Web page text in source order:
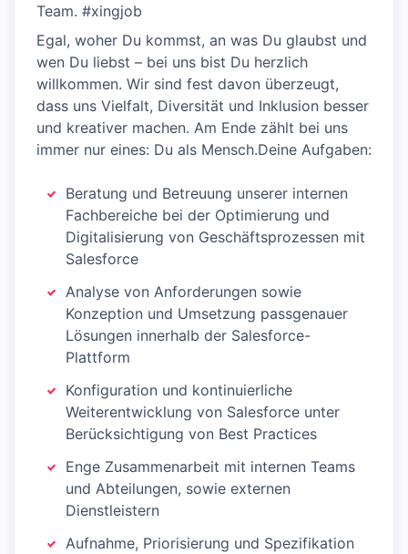
Team. #xingjob
Egal, woher Du kommst, an was Du glaubst und
wen Du liebst – bei uns bist Du herzlich
willkommen. Wir sind fest davon überzeugt,
dass uns Vielfalt, Diversität und Inklusion besser
und kreativer machen. Am Ende zählt bei uns
immer nur eines: Du als Mensch.Deine Aufgaben:
Beratung und Betreuung unserer internen
Fachbereiche bei der Optimierung und
Digitalisierung von Geschäftsprozessen mit
Salesforce
Analyse von Anforderungen sowie
Konzeption und Umsetzung passgenauer
Lösungen innerhalb der Salesforce-
Plattform
Konfiguration und kontinuierliche
Weiterentwicklung von Salesforce unter
Berücksichtigung von Best Practices
Enge Zusammenarbeit mit internen Teams
und Abteilungen, sowie externen
Dienstleistern
Aufnahme, Priorisierung und Spezifikation